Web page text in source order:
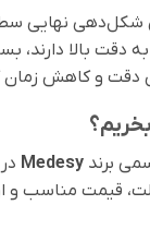
نهایی
دقت بالا دارند،
دقت و کاهش زمان
برند Medesy
قیمت مناسب و